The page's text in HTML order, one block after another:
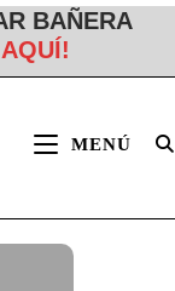
BAÑERA
MENÚ